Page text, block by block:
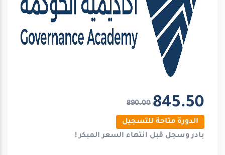
845.50
890.00
الدورة متاحة للتسجيل
بادر وسجل قبل انتهاء السعر المبكر!